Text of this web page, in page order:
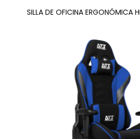
SILLA DE OFICINA ERGONÓMICA